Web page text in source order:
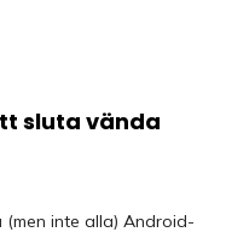
sluta vända
inte alla) Android-